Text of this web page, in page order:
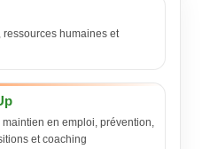
ressources humaines et
en emploi, prévention,
et coaching